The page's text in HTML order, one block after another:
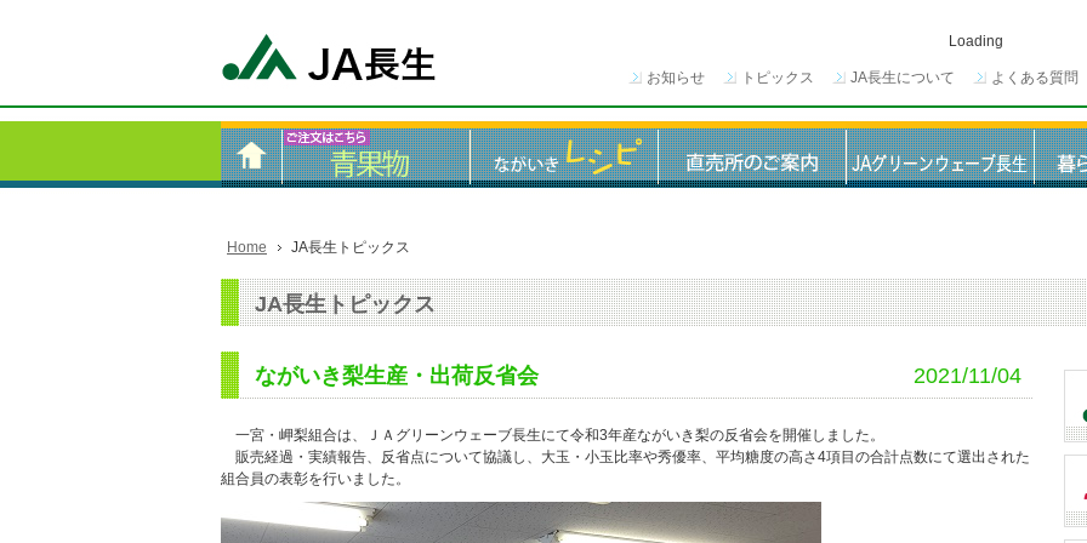
Loading
お知らせ トピックス JA長生について よくある質問
Home JA長生トピックス
JA長生トピックス
2021/11/04
ながいき梨生産・出荷反省会
一宮・岬梨組合は、ＪＡグリーンウェーブ長生にて令和3年産ながいき梨の反省会を開催しました。
販売経過・実績報告、反省点について協議し、大玉・小玉比率や秀優率、平均糖度の高さ4項目の合計点数にて選出された
組合員の表彰を行いました。